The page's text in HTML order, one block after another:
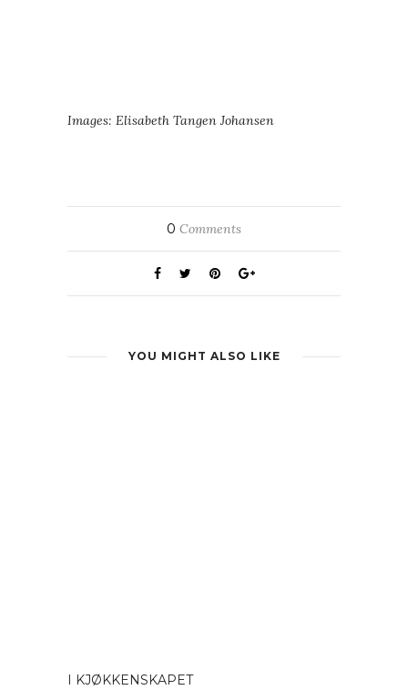
Images: Elisabeth Tangen Johansen
0 Comments
YOU MIGHT ALSO LIKE
I KJØKKENSKAPET